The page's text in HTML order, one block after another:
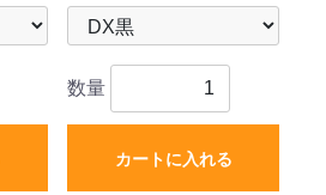
数量
カートに入れる